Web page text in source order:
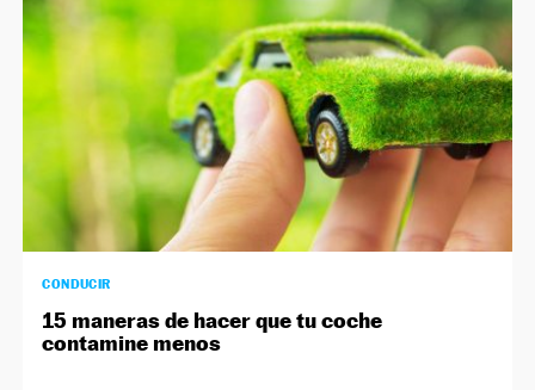
CONDUCIR
15 maneras de hacer que tu coche
contamine menos